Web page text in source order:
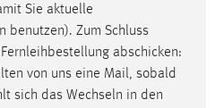
Sie aktuelle
benutzen). Zum Schluss
abschicken:
von uns eine Mail, sobald
sich das Wechseln in den